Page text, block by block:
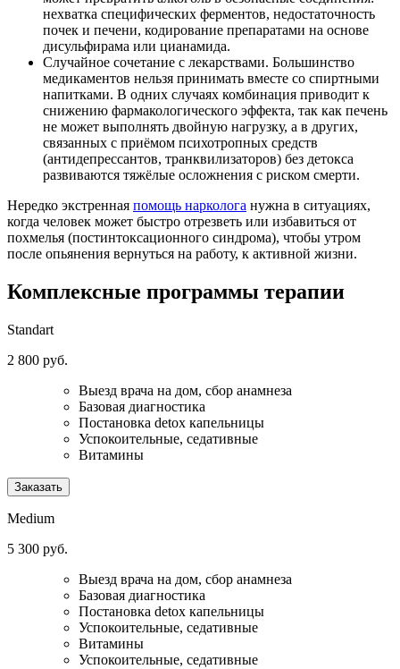
нехватка специфических ферментов, недостаточность
почек и печени, кодирование препаратами на основе
дисульфирама или цианамида.
Случайное сочетание с лекарствами. Большинство
медикаментов нельзя принимать вместе со спиртными
напитками. В одних случаях комбинация приводит к
снижению фармакологического эффекта, так как печень
не может выполнять двойную нагрузку, а в других,
связанных с приёмом психотропных средств
(антидепрессантов, транквилизаторов) без детокса
развиваются тяжёлые осложнения с риском смерти.
Нередко экстренная помощь нарколога нужна в ситуациях,
когда человек может быстро отрезветь или избавиться от
похмелья (постинтоксационного синдрома), чтобы утром
после опьянения вернуться на работу, к активной жизни.
Комплексные программы терапии
Standart
2 800 руб.
Выезд врача на дом, сбор анамнеза
Базовая диагностика
Постановка detox капельницы
Успокоительные, седативные
Витамины
Заказать
Medium
5 300 руб.
Выезд врача на дом, сбор анамнеза
Базовая диагностика
Постановка detox капельницы
Успокоительные, седативные
Витамины
Успокоительные, седативные